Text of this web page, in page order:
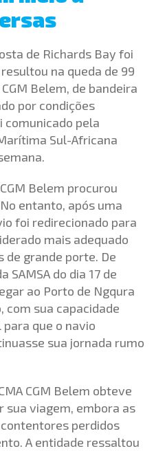
de Richards Bay foi
na queda de 99
Belem, de bandeira
por condições
pela
Sul-Africana
Belem procurou
entanto, após uma
foi redirecionado para
mais adequado
de grande porte. De
SAMSA do dia 17 de
ao Porto de Ngqura
com sua capacidade
que o navio
sua jornada rumo
CGM Belem obteve
sua viagem, embora as
perdidos
A entidade ressaltou